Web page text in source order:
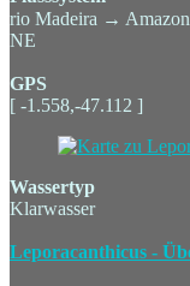
rio Madeira →
NE
GPS
[ -1.558,-47.112 ]
Wassertyp
Klarwasser
Leporacanthicus -